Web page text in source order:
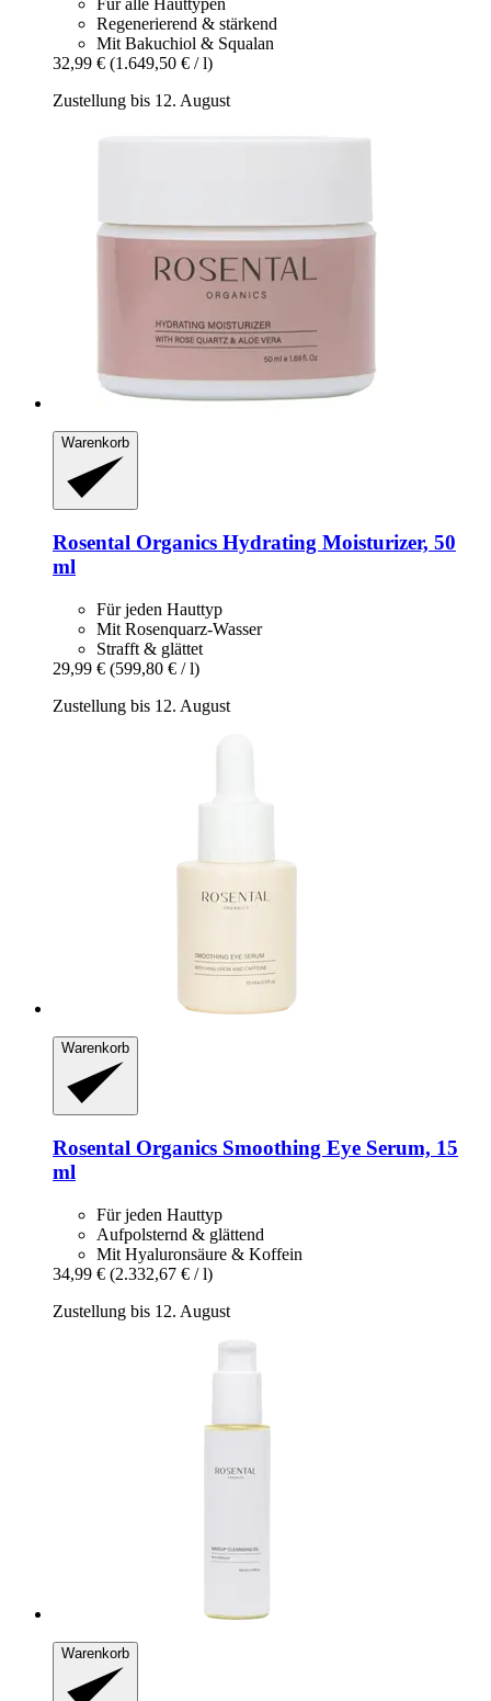
Für alle Hauttypen
Regenerierend & stärkend
Mit Bakuchiol & Squalan
32,99 € (1.649,50 € / l)
Zustellung bis 12. August
Warenkorb
Rosental Organics Hydrating Moisturizer, 50
ml
Für jeden Hauttyp
Mit Rosenquarz-Wasser
Strafft & glättet
29,99 € (599,80 € / l)
Zustellung bis 12. August
Warenkorb
Rosental Organics Smoothing Eye Serum, 15
ml
Für jeden Hauttyp
Aufpolsternd & glättend
Mit Hyaluronsäure & Koffein
34,99 € (2.332,67 € / l)
Zustellung bis 12. August
Warenkorb